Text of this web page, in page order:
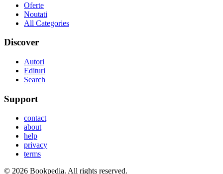
Oferte
Noutati
All Categories
Discover
Autori
Edituri
Search
Support
contact
about
help
privacy
terms
© 2026 Bookpedia. All rights reserved.